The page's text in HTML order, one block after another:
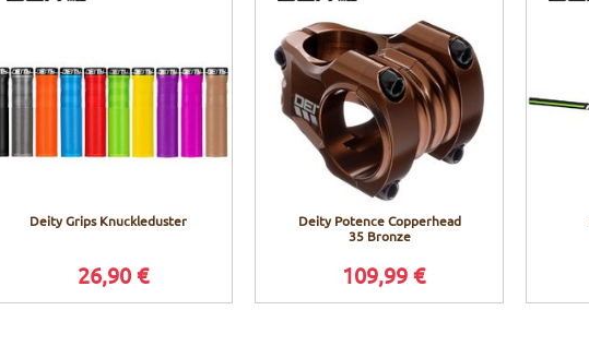
Deity Grips Knuckleduster
26,90 €
Deity Potence Copperhead
35 Bronze
109,99 €